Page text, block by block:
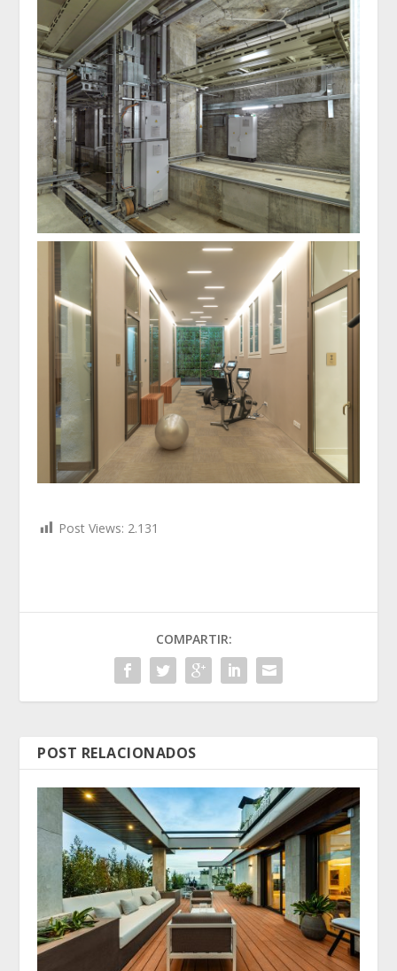
Post Views: 2.131
COMPARTIR:
POST RELACIONADOS